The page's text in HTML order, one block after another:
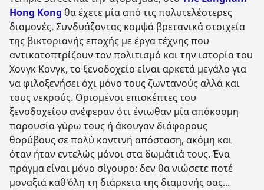
Hong Kong θα έχετε μία από τις πολυτελέστερες
διαμονές. Συνδυάζοντας κομψά βρετανικά στοιχεία
της βικτοριανής εποχής με έργα τέχνης που
αντικατοπτρίζουν τον πολιτισμό και την ιστορία του
Χονγκ Κονγκ, το ξενοδοχείο είναι αρκετά μεγάλο για
να φιλοξενήσει όχι μόνο τους ζωντανούς αλλά και
τους νεκρούς. Ορισμένοι επισκέπτες του
ξενοδοχείου ανέφεραν ότι ένιωθαν μία απόκοσμη
παρουσία γύρω τους ή άκουγαν διάφορους
θορύβους σε πολύ κοντινή απόσταση, ακόμη και
όταν ήταν εντελώς μόνοι στα δωμάτιά τους. Ένα
πράγμα είναι μόνο σίγουρο: δεν θα νιώσετε ποτέ
μοναξιά καθ'όλη τη διάρκεια της διαμονής σας...